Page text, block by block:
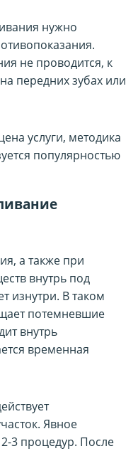
нужно
не проводится, к
передних зубах или
услуги, методика
популярностью
а также при
внутрь под
изнутри. В таком
потемневшие
внутрь
временная
Явное
3 процедур. После